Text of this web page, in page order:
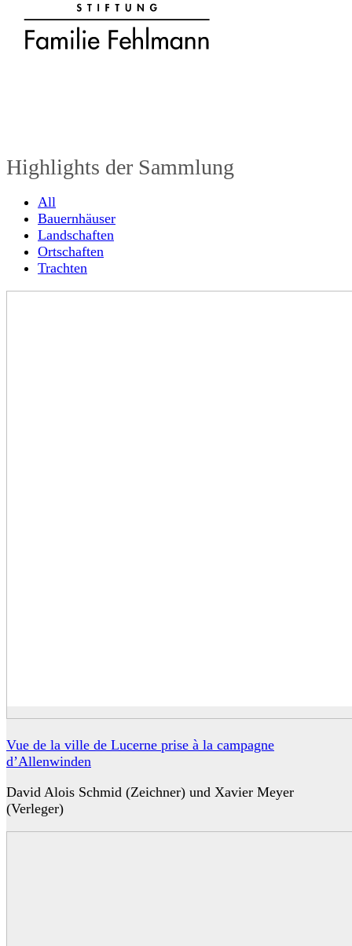
Highlights der Sammlung
All
Bauernhäuser
Landschaften
Ortschaften
Trachten
Vue de la ville de Lucerne prise à la campagne
d’Allenwinden
David Alois Schmid (Zeichner) und Xavier Meyer
(Verleger)